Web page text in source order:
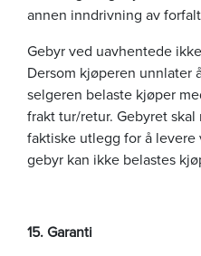
annen inndrivning av
Gebyr ved uavhentede
Dersom kjøperen unnlater
selgeren belaste
frakt tur/retur. Gebyret
faktiske utlegg for å
gebyr kan ikke belastes
15. Garanti